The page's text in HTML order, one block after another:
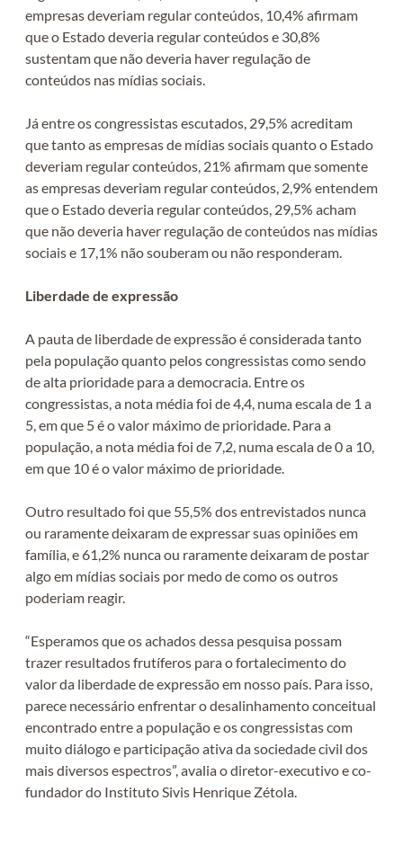
empresas deveriam regular conteúdos, 10,4% afirmam
que o Estado deveria regular conteúdos e 30,8%
sustentam que não deveria haver regulação de
conteúdos nas mídias sociais.
Já entre os congressistas escutados, 29,5% acreditam
que tanto as empresas de mídias sociais quanto o Estado
deveriam regular conteúdos, 21% afirmam que somente
as empresas deveriam regular conteúdos, 2,9% entendem
que o Estado deveria regular conteúdos, 29,5% acham
que não deveria haver regulação de conteúdos nas mídias
sociais e 17,1% não souberam ou não responderam.
Liberdade de expressão
A pauta de liberdade de expressão é considerada tanto
pela população quanto pelos congressistas como sendo
de alta prioridade para a democracia. Entre os
congressistas, a nota média foi de 4,4, numa escala de 1 a
5, em que 5 é o valor máximo de prioridade. Para a
população, a nota média foi de 7,2, numa escala de 0 a 10,
em que 10 é o valor máximo de prioridade.
Outro resultado foi que 55,5% dos entrevistados nunca
ou raramente deixaram de expressar suas opiniões em
família, e 61,2% nunca ou raramente deixaram de postar
algo em mídias sociais por medo de como os outros
poderiam reagir.
“Esperamos que os achados dessa pesquisa possam
trazer resultados frutíferos para o fortalecimento do
valor da liberdade de expressão em nosso país. Para isso,
parece necessário enfrentar o desalinhamento conceitual
encontrado entre a população e os congressistas com
muito diálogo e participação ativa da sociedade civil dos
mais diversos espectros”, avalia o diretor-executivo e co-
fundador do Instituto Sivis Henrique Zétola.